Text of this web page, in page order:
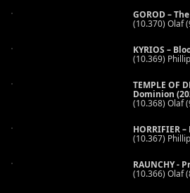
GOROD –
(10.370) Olaf
KYRIOS –
(10.369)
TEMPLE OF
Dominion
(10.368) Olaf
HORRIFIER
(10.367)
RAUNCHY -
(10.366) Olaf